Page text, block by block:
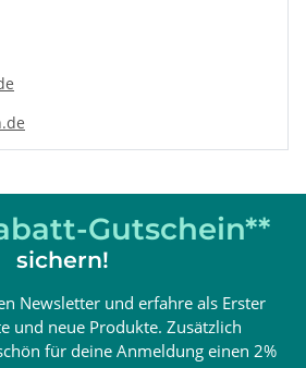
Gutschein**
sichern!
Newsletter und erfahre als Erster
und neue Produkte. Zusätzlich
für deine Anmeldung einen 2%